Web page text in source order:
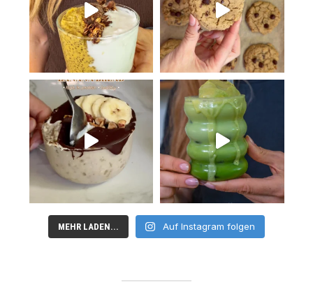
MEHR LADEN... Auf Instagram folgen